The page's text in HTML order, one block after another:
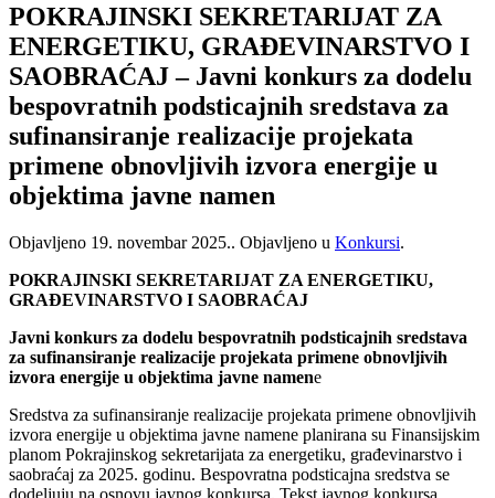
POKRAJINSKI SEKRETARIJAT ZA
ENERGETIKU, GRAĐEVINARSTVO I
SAOBRAĆAJ – Javni konkurs za dodelu
bespovratnih podsticajnih sredstava za
sufinansiranje realizacije projekata
primene obnovljivih izvora energije u
objektima javne namen
Objavljeno 19. novembar 2025.. Objavljeno u Konkursi.
POKRAJINSKI SEKRETARIJAT ZA ENERGETIKU,
GRAĐEVINARSTVO I SAOBRAĆAJ
Javni konkurs za dodelu bespovratnih podsticajnih sredstava
za sufinansiranje realizacije projekata primene obnovljivih
izvora energije u objektima javne namene
Sredstva za sufinansiranje realizacije projekata primene obnovljivih
izvora energije u objektima javne namene planirana su Finansijskim
planom Pokrajinskog sekretarijata za energetiku, građevinarstvo i
saobraćaj za 2025. godinu. Bespovratna podsticajna sredstva se
dodeljuju na osnovu javnog konkursa. Tekst javnog konkursa